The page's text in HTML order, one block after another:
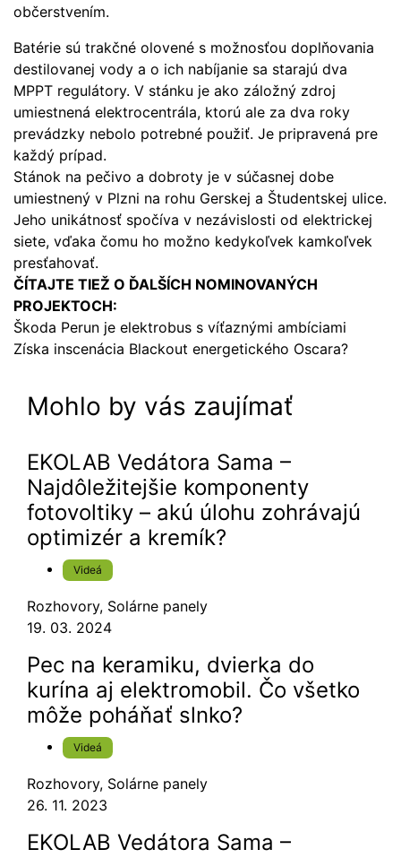
občerstvením.
Batérie sú trakčné olovené s možnosťou doplňovania
destilovanej vody a o ich nabíjanie sa starajú dva
MPPT regulátory. V stánku je ako záložný zdroj
umiestnená elektrocentrála, ktorú ale za dva roky
prevádzky nebolo potrebné použiť. Je pripravená pre
každý prípad.
Stánok na pečivo a dobroty je v súčasnej dobe
umiestnený v Plzni na rohu Gerskej a Študentskej ulice.
Jeho unikátnosť spočíva v nezávislosti od elektrickej
siete, vďaka čomu ho možno kedykoľvek kamkoľvek
presťahovať.
ČÍTAJTE TIEŽ O ĎALŠÍCH NOMINOVANÝCH
PROJEKTOCH:
Škoda Perun je elektrobus s víťaznými ambíciami
Získa inscenácia Blackout energetického Oscara?
Mohlo by vás zaujímať
EKOLAB Vedátora Sama –
Najdôležitejšie komponenty
fotovoltiky – akú úlohu zohrávajú
optimizér a kremík?
Videá
Rozhovory, Solárne panely
19. 03. 2024
Pec na keramiku, dvierka do
kurína aj elektromobil. Čo všetko
môže poháňať slnko?
Videá
Rozhovory, Solárne panely
26. 11. 2023
EKOLAB Vedátora Sama –